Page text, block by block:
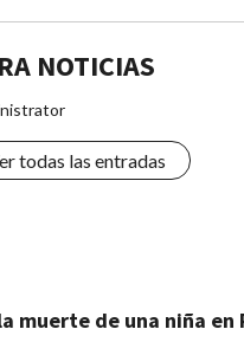
NOTICIAS
todas las entradas
muerte de una niña en